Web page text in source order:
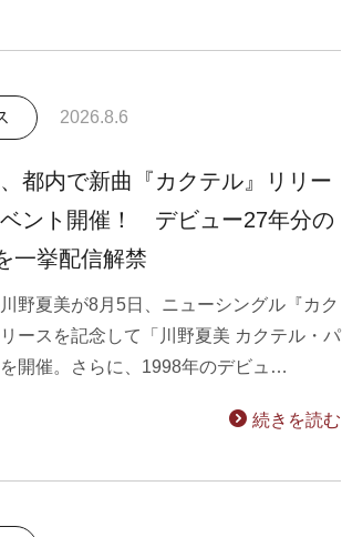
2026.8.6
都内で新曲『カクテル』リリー
ント開催！ デビュー27年分の
一挙配信解禁
野夏美が8月5日、ニューシングル『カク
ースを記念して「川野夏美 カクテル・パ
開催。さらに、1998年のデビュ…
続きを読む